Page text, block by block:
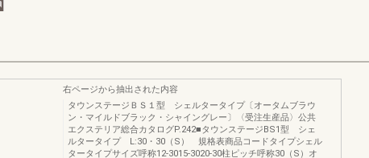
右ページから抽出された内容
タウンステージＢＳ１型 シェルタータイプ〔オータムブラウ
ン・マイルドブラック・シャイングレー〕〈受注生産品〉公共
エクステリア総合カタログP.242■タウンステージBS1型 シェ
ルタータイプ L:30・30（S） 規格表商品コードタイプシェル
タータイプサイズ呼称12-3015-3020-30柱ピッチ呼称30（S）オ